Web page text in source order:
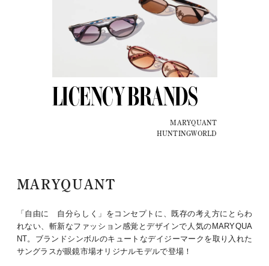
LICENCY BRANDS
MARYQUANT
HUNTINGWORLD
MARYQUANT
「自由に 自分らしく」をコンセプトに、既存の考え方にとらわ
れない、斬新なファッション感覚とデザインで人気のMARYQUA
NT。ブランドシンボルのキュートなデイジーマークを取り入れた
サングラスが眼鏡市場オリジナルモデルで登場！